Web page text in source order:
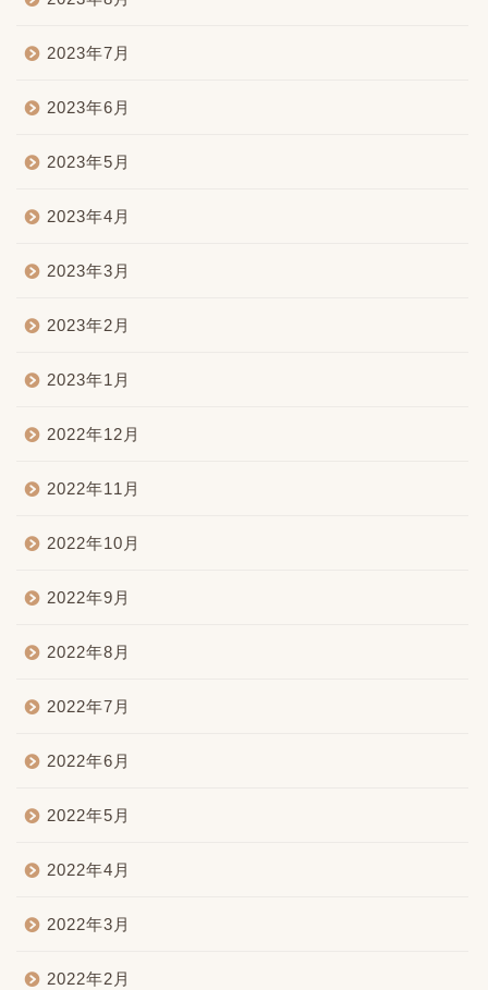
2023年7月
2023年6月
2023年5月
2023年4月
2023年3月
2023年2月
2023年1月
2022年12月
2022年11月
2022年10月
2022年9月
2022年8月
2022年7月
2022年6月
2022年5月
2022年4月
2022年3月
2022年2月